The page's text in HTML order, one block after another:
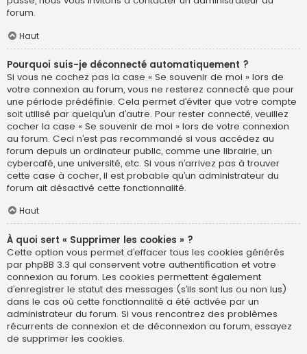
forum.
Haut
Pourquoi suis-je déconnecté automatiquement ?
Si vous ne cochez pas la case « Se souvenir de moi » lors de
votre connexion au forum, vous ne resterez connecté que pour
une période prédéfinie. Cela permet d’éviter que votre compte
soit utilisé par quelqu’un d’autre. Pour rester connecté, veuillez
cocher la case « Se souvenir de moi » lors de votre connexion
au forum. Ceci n’est pas recommandé si vous accédez au
forum depuis un ordinateur public, comme une librairie, un
cybercafé, une université, etc. Si vous n’arrivez pas à trouver
cette case à cocher, il est probable qu’un administrateur du
forum ait désactivé cette fonctionnalité.
Haut
À quoi sert « Supprimer les cookies » ?
Cette option vous permet d’effacer tous les cookies générés
par phpBB 3.3 qui conservent votre authentification et votre
connexion au forum. Les cookies permettent également
d’enregistrer le statut des messages (s’ils sont lus ou non lus)
dans le cas où cette fonctionnalité a été activée par un
administrateur du forum. Si vous rencontrez des problèmes
récurrents de connexion et de déconnexion au forum, essayez
de supprimer les cookies.